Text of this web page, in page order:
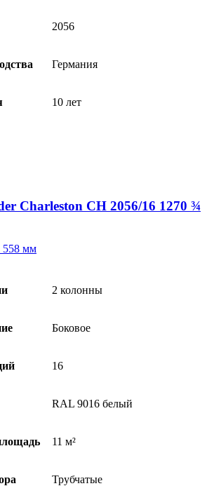
2056
Германия
10 лет
Charleston CH 2056/16 1270 ¾
558 мм
2 колонны
Боковое
16
RAL 9016 белый
11 м²
Трубчатые